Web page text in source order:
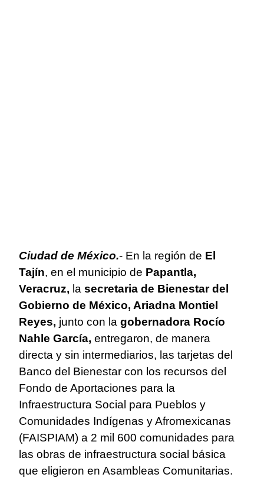
Ciudad de México.- En la región de El
Tajín, en el municipio de Papantla,
Veracruz, la secretaria de Bienestar del
Gobierno de México, Ariadna Montiel
Reyes, junto con la gobernadora Rocío
Nahle García, entregaron, de manera
directa y sin intermediarios, las tarjetas del
Banco del Bienestar con los recursos del
Fondo de Aportaciones para la
Infraestructura Social para Pueblos y
Comunidades Indígenas y Afromexicanas
(FAISPIAM) a 2 mil 600 comunidades para
las obras de infraestructura social básica
que eligieron en Asambleas Comunitarias.